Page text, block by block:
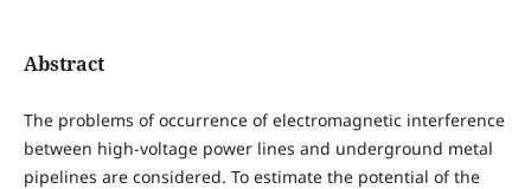
Abstract
The problems of occurrence of electromagnetic interference
between high-voltage power lines and underground metal
pipelines are considered. To estimate the potential of the